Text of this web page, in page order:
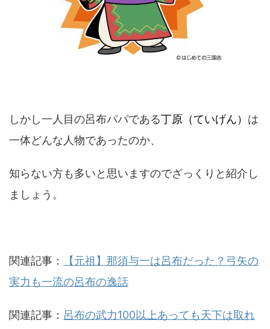
しかし一人目の呂布パパである丁原（ていげん） は
一体どんな人物であったのか、
知らない方も多いと思いますのでざっくりと紹介し
ましょう。
関連記事：
【元祖】那須与一は呂布だった？弓矢の
実力も一流の呂布の逸話
関連記事： 呂布の武力100以上あっても天下は取れ